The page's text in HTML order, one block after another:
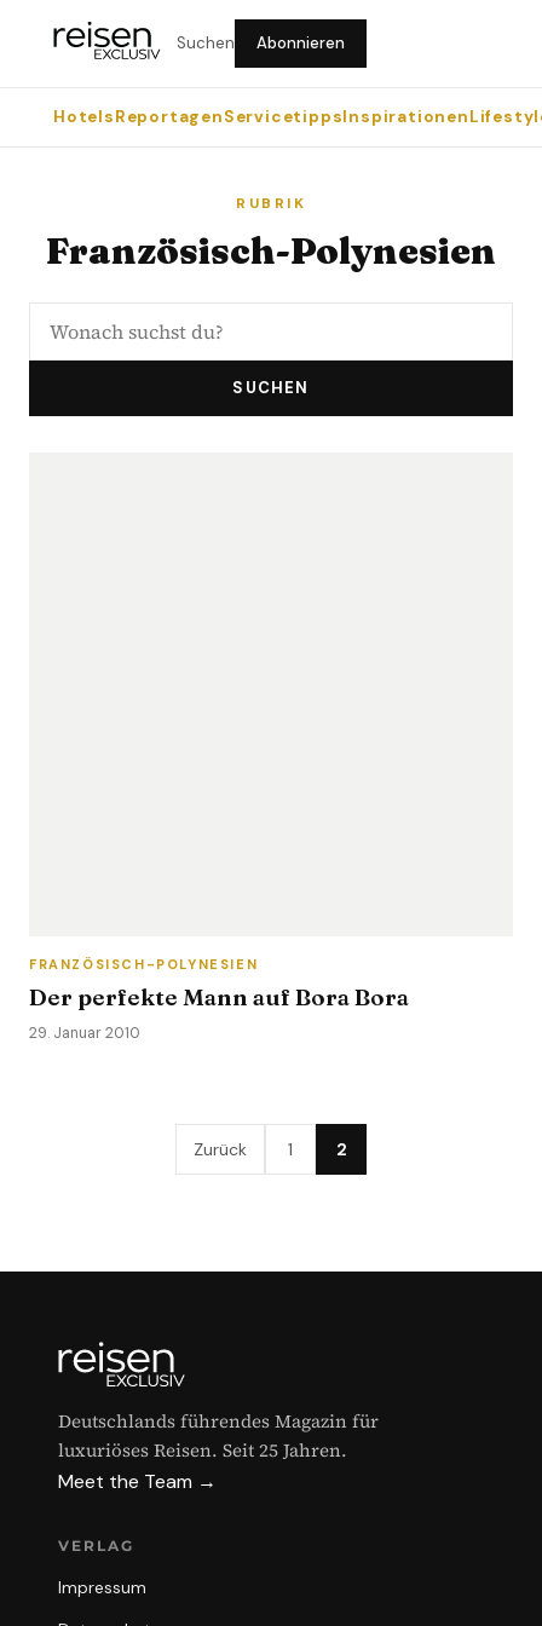
Suchen Abonnieren
HotelsReportagenServicetippsInspirationen
RUBRIK
Französisch-Polynesien
SUCHEN
FRANZÖSISCH-POLYNESIEN
Der perfekte Mann auf Bora Bora
29. Januar 2010
Zurück 1 2
Deutschlands führendes Magazin für
luxuriöses Reisen. Seit 25 Jahren.
Meet the Team →
VERLAG
Impressum